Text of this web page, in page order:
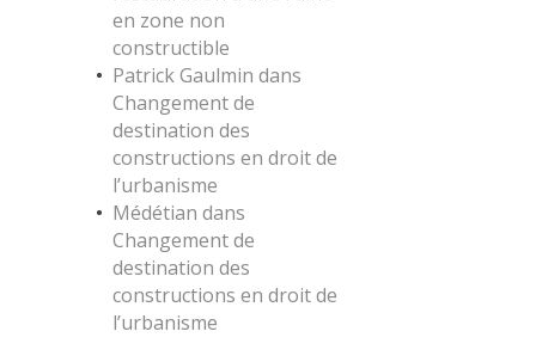
en zone non
constructible
Patrick Gaulmin dans
Changement de
destination des
constructions en droit de
l’urbanisme
Médétian dans
Changement de
destination des
constructions en droit de
l’urbanisme